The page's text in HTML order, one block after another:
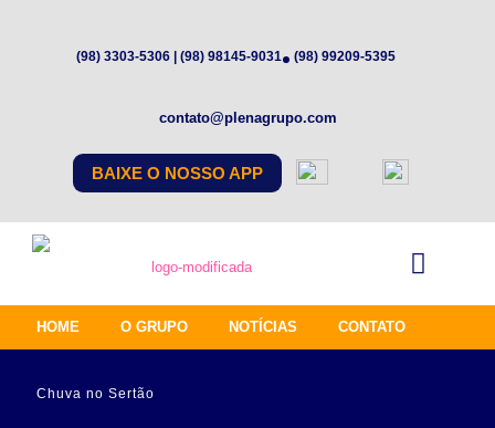
(98) 3303-5306 | (98) 98145-9031 (98) 99209-5395
contato@plenagrupo.com
BAIXE O NOSSO APP
HOME O GRUPO NOTÍCIAS CONTATO
Chuva no Sertão